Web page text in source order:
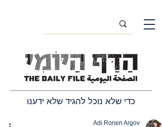
כדי שלא נוכל להגיד שלא ידענו
Adi Ronen Argov